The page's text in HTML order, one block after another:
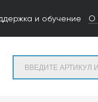
и обучение О